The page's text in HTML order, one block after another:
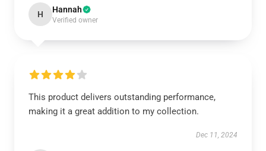
H Hannah
Verified owner
This product delivers outstanding performance,
making it a great addition to my collection.
Dec 11, 2024